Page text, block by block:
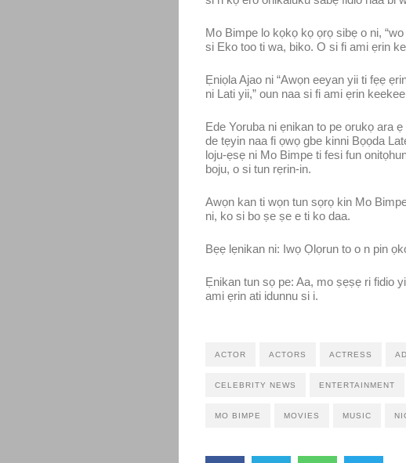
Mo Bimpe lo kọkọ kọ ọrọ sibẹ o ni,
si Eko too ti wa, biko. O si fi ami ẹrin
Ẹniọla Ajao ni “Awọn eeyan yii ti fẹẹ
ni Lati yii,” oun naa si fi ami ẹrin
Ede Yoruba ni ẹnikan to pe orukọ ara
de tẹyin naa fi ọwọ gbe kinni Bọọda
loju-ẹsẹ ni Mo Bimpe ti fesi fun
boju, o si tun rẹrin-in.
Awọn kan ti wọn tun sọrọ kin Mo
ni, ko si bo ṣe ṣe e ti ko daa.
Bẹẹ lẹnikan ni: Iwọ Ọlọrun to o n pin
Ẹnikan tun sọ pe: Aa, mo ṣẹṣẹ ri fidio
ami ẹrin ati idunnu si i.
ACTOR ACTORS ACTRESS
CELEBRITY NEWS ENTERTAINMENT
MO BIMPE MOVIES MUSIC